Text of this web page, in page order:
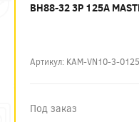
ВН88-32 3P 125А
Артикул: KAM-VN10-3-0125
Под заказ